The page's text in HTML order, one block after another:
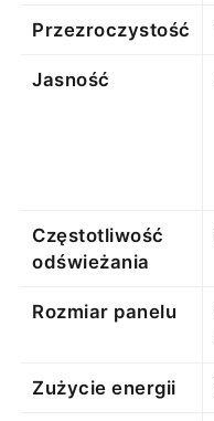
Przezroczystość
Jasność
Częstotliwość
odświeżania
Rozmiar panelu
Zużycie energii